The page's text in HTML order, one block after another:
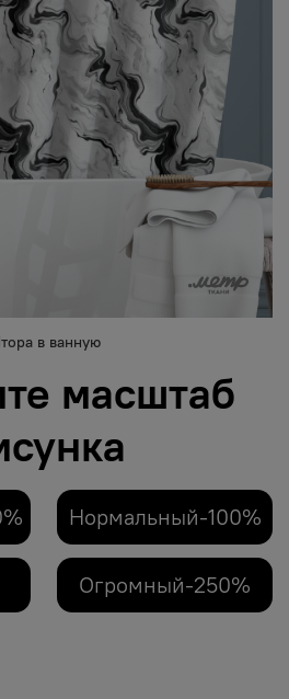
в ванную
масштаб
Нормальный-100%
Огромный-250%